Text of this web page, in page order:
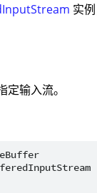
实
输入流。